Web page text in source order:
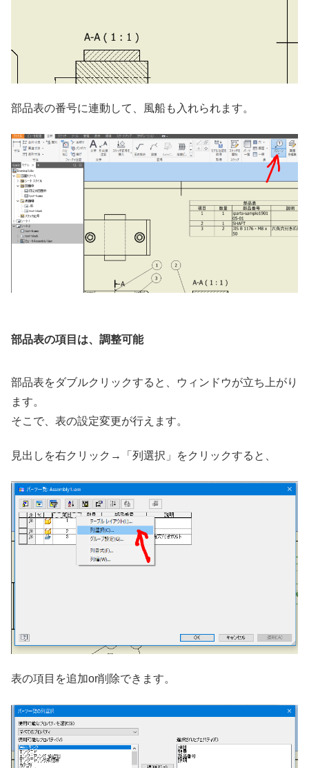
部品表の番号に連動して、風船も入れられます。
部品表の項目は、調整可能
部品表をダブルクリックすると、ウィンドウが立ち上がり
ます。
そこで、表の設定変更が行えます。
見出しを右クリック→「列選択」をクリックすると、
表の項目を追加or削除できます。